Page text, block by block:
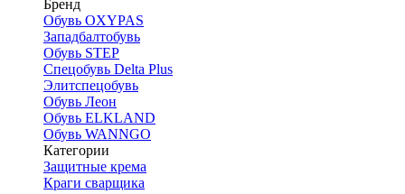
Бренд
Обувь OXYPAS
Западбалтобувь
Обувь STEP
Спецобувь Delta Plus
Элитспецобувь
Обувь Леон
Обувь ELKLAND
Обувь WANNGO
Категории
Защитные крема
Краги сварщика